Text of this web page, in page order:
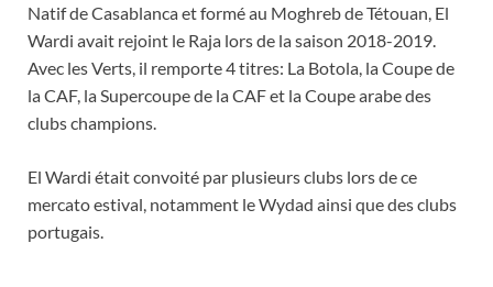
Natif de Casablanca et formé au Moghreb de Tétouan, El
Wardi avait rejoint le Raja lors de la saison 2018-2019.
Avec les Verts, il remporte 4 titres: La Botola, la Coupe de
la CAF, la Supercoupe de la CAF et la Coupe arabe des
clubs champions.
El Wardi était convoité par plusieurs clubs lors de ce
mercato estival, notamment le Wydad ainsi que des clubs
portugais.